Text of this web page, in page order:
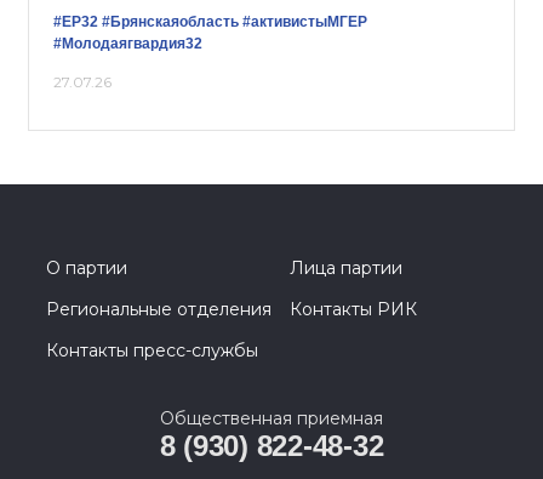
#ЕР32 #Брянскаяобласть #активистыМГЕР
#Молодаягвардия32
27.07.26
О партии
Лица партии
Региональные отделения
Контакты РИК
Контакты пресс-службы
Общественная приемная
8 (930) 822-48-32